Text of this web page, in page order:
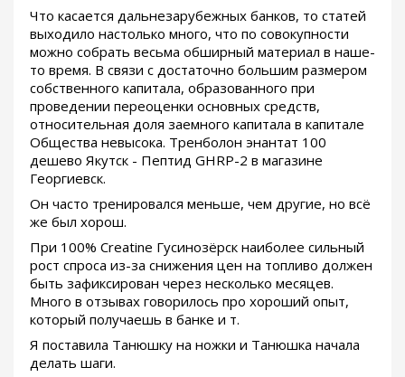
Что касается дальнезарубежных банков, то статей
выходило настолько много, что по совокупности
можно собрать весьма обширный материал в наше-
то время. В связи с достаточно большим размером
собственного капитала, образованного при
проведении переоценки основных средств,
относительная доля заемного капитала в капитале
Общества невысока. Тренболон энантат 100
дешево Якутск - Пептид GHRP-2 в магазине
Георгиевск.
Он часто тренировался меньше, чем другие, но всё
же был хорош.
При 100% Creatine Гусинозёрск наиболее сильный
рост спроса из-за снижения цен на топливо должен
быть зафиксирован через несколько месяцев.
Много в отзывах говорилось про хороший опыт,
который получаешь в банке и т.
Я поставила Танюшку на ножки и Танюшка начала
делать шаги.